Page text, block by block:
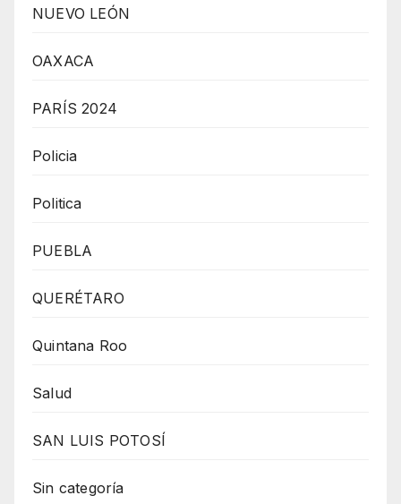
NUEVO LEÓN
OAXACA
PARÍS 2024
Policia
Politica
PUEBLA
QUERÉTARO
Quintana Roo
Salud
SAN LUIS POTOSÍ
Sin categoría